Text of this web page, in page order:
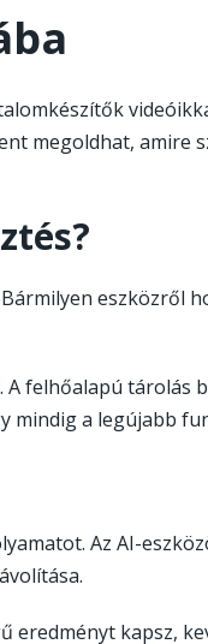
megoldhat, amire
eszközről
felhőalapú tárolás
mindig a legújabb
Az AI-
kapsz,